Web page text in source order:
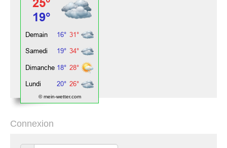
© mein-wetter.com
Connexion